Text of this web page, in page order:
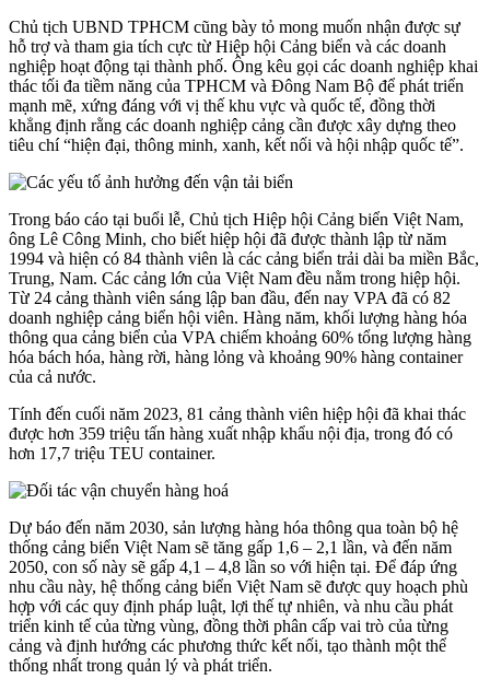
Chủ tịch UBND TPHCM cũng bày tỏ mong muốn nhận được sự
hỗ trợ và tham gia tích cực từ Hiệp hội Cảng biển và các doanh
nghiệp hoạt động tại thành phố. Ông kêu gọi các doanh nghiệp khai
thác tối đa tiềm năng của TPHCM và Đông Nam Bộ để phát triển
mạnh mẽ, xứng đáng với vị thế khu vực và quốc tế, đồng thời
khẳng định rằng các doanh nghiệp cảng cần được xây dựng theo
tiêu chí “hiện đại, thông minh, xanh, kết nối và hội nhập quốc tế”.
Trong báo cáo tại buổi lễ, Chủ tịch Hiệp hội Cảng biển Việt Nam,
ông Lê Công Minh, cho biết hiệp hội đã được thành lập từ năm
1994 và hiện có 84 thành viên là các cảng biển trải dài ba miền Bắc,
Trung, Nam. Các cảng lớn của Việt Nam đều nằm trong hiệp hội.
Từ 24 cảng thành viên sáng lập ban đầu, đến nay VPA đã có 82
doanh nghiệp cảng biển hội viên. Hàng năm, khối lượng hàng hóa
thông qua cảng biển của VPA chiếm khoảng 60% tổng lượng hàng
hóa bách hóa, hàng rời, hàng lỏng và khoảng 90% hàng container
của cả nước.
Tính đến cuối năm 2023, 81 cảng thành viên hiệp hội đã khai thác
được hơn 359 triệu tấn hàng xuất nhập khẩu nội địa, trong đó có
hơn 17,7 triệu TEU container.
Dự báo đến năm 2030, sản lượng hàng hóa thông qua toàn bộ hệ
thống cảng biển Việt Nam sẽ tăng gấp 1,6 – 2,1 lần, và đến năm
2050, con số này sẽ gấp 4,1 – 4,8 lần so với hiện tại. Để đáp ứng
nhu cầu này, hệ thống cảng biển Việt Nam sẽ được quy hoạch phù
hợp với các quy định pháp luật, lợi thế tự nhiên, và nhu cầu phát
triển kinh tế của từng vùng, đồng thời phân cấp vai trò của từng
cảng và định hướng các phương thức kết nối, tạo thành một thể
thống nhất trong quản lý và phát triển.